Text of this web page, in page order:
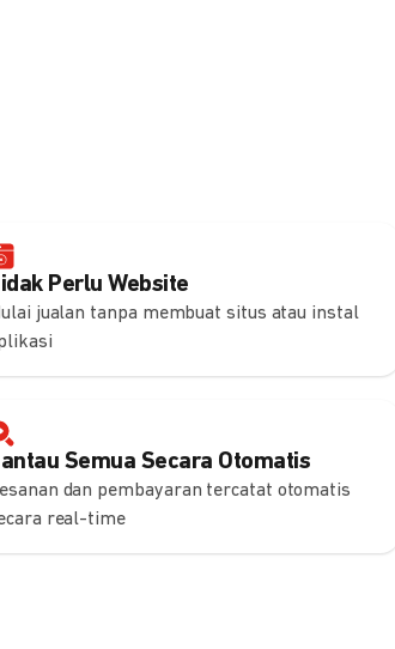
Perlu Website
jualan tanpa membuat situs atau instal
Semua Secara Otomatis
dan pembayaran tercatat otomatis
real-time